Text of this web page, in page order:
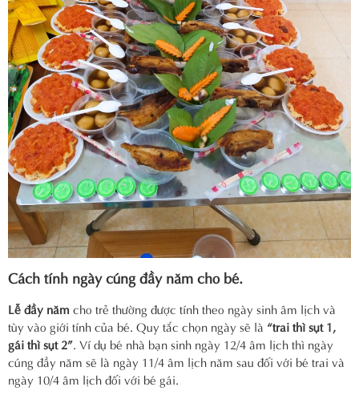
Cách tính ngày cúng đầy năm cho bé.
Lễ đầy năm cho trẻ thường được tính theo ngày sinh âm lịch và
tùy vào giới tính của bé. Quy tắc chọn ngày sẽ là “trai thì sụt 1,
gái thì sụt 2”. Ví dụ bé nhà bạn sinh ngày 12/4 âm lịch thì ngày
cúng đầy năm sẽ là ngày 11/4 âm lịch năm sau đối với bé trai và
ngày 10/4 âm lịch đối với bé gái.